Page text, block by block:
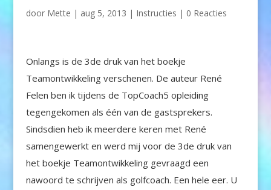
door Mette | aug 5, 2013 | Instructies | 0 Reacties
Onlangs is de 3de druk van het boekje
Teamontwikkeling verschenen. De auteur René
Felen ben ik tijdens de TopCoach5 opleiding
tegengekomen als één van de gastsprekers.
Sindsdien heb ik meerdere keren met René
samengewerkt en werd mij voor de 3de druk van
het boekje Teamontwikkeling gevraagd een
nawoord te schrijven als golfcoach. Een hele eer. U